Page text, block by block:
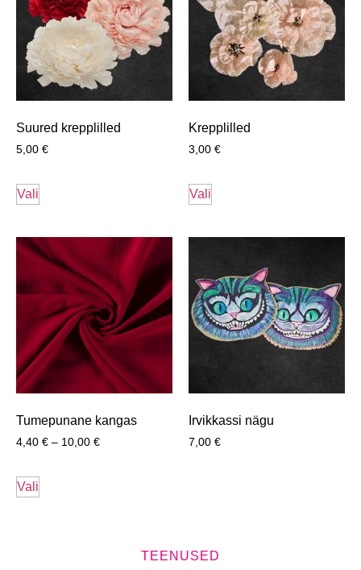
Suured krepplilled
5,00 €
Vali
Krepplilled
3,00 €
Vali
Tumepunane kangas
4,40 € – 10,00 €
Vali
Irvikkassi nägu
7,00 €
TEENUSED